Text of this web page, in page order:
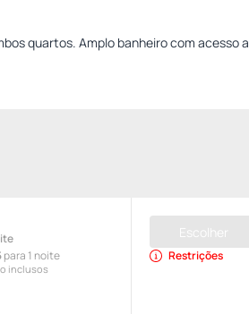
quartos. Amplo banheiro com acesso a
para 1 noite
inclusos
Escolher
Restrições